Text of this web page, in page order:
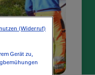
Gerät zu,
(Widerruf)